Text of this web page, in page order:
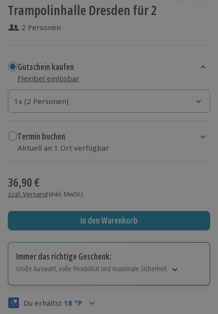
Trampolinhalle Dresden für 2
2 Personen
Gutschein kaufen
Flexibel einlösbar
1x (2 Personen)
1x (2 Personen)
1x (2 Personen)
Termin buchen
Aktuell an 1 Ort verfügbar
36,90 €
zzgl. Versand (inkl. MwSt.)
In den Warenkorb
Immer das richtige Geschenk:
Große Auswahl, volle Flexibilität und maximale Sicherheit
Volle Flexibilität
Du erhältst 18 °P